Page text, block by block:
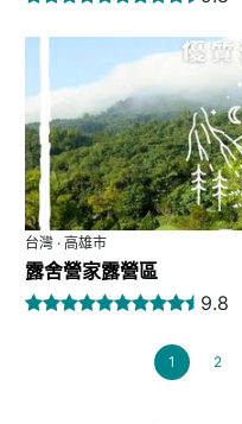
台灣 · 高雄市
露舍營家露營區
9.8
1 2